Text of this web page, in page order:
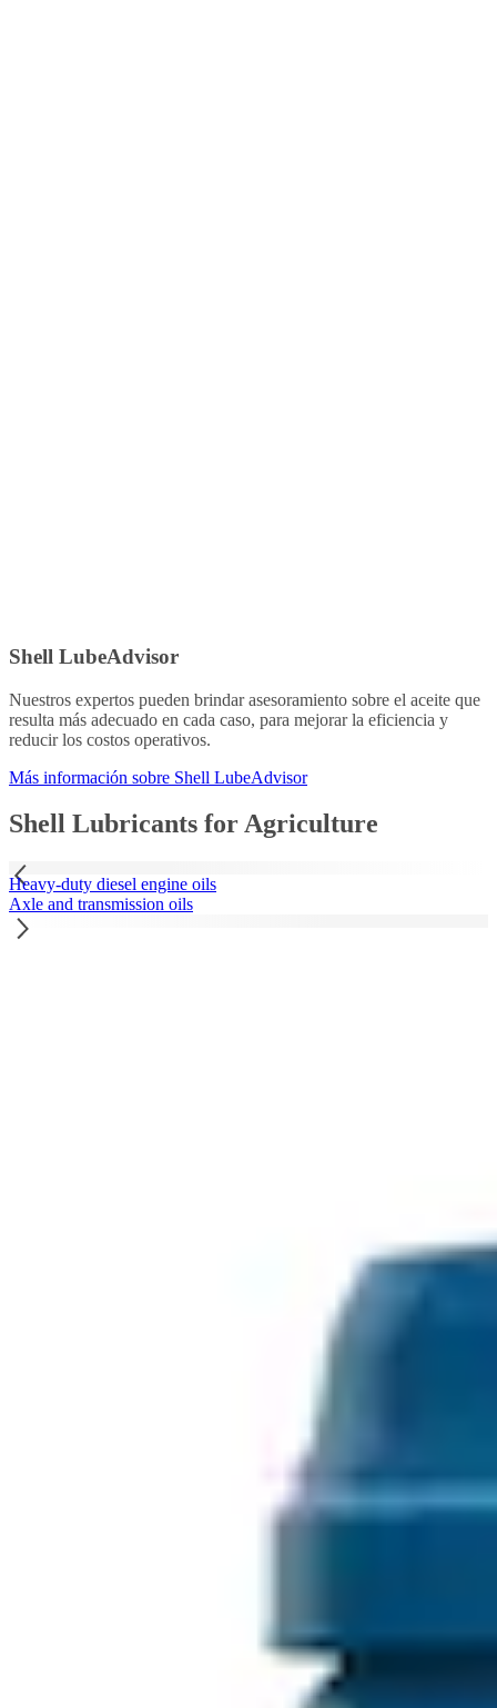
Shell LubeAdvisor
Nuestros expertos pueden brindar asesoramiento sobre el aceite que
resulta más adecuado en cada caso, para mejorar la eficiencia y
reducir los costos operativos.
Más información sobre Shell LubeAdvisor
Shell Lubricants for Agriculture
Heavy-duty diesel engine oils
Axle and transmission oils